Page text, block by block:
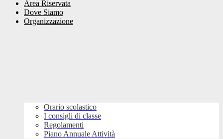
Area Riservata
Dove Siamo
Organizzazione
Orario scolastico
I consigli di classe
Regolamenti
Piano Annuale Attività